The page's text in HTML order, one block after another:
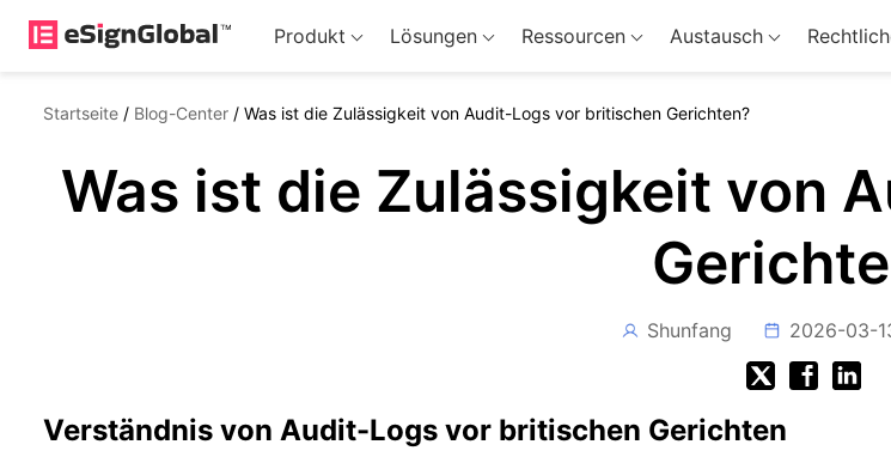
Produkt Lösungen Ressourcen Austausch
Startseite / Blog-Center / Was ist die Zulässigkeit von Audit-Logs vor britischen Gerichten?
Was ist die Zulässigkeit von
Shunfang 2026-03-
Verständnis von Audit-Logs vor britischen Gerichten